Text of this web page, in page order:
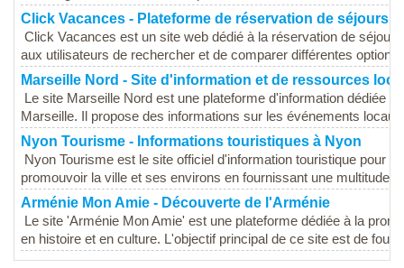
Click Vacances - Plateforme de réservation de séjours
Click Vacances est un site web dédié à la réservation de
aux utilisateurs de rechercher et de comparer différentes
Marseille Nord - Site d'information et de ressources
Le site Marseille Nord est une plateforme d'information dédiée
Marseille. Il propose des informations sur les événements
Nyon Tourisme - Informations touristiques à Nyon
Nyon Tourisme est le site officiel d'information touristique pour
promouvoir la ville et ses environs en fournissant une multitude
Arménie Mon Amie - Découverte de l'Arménie
Le site 'Arménie Mon Amie' est une plateforme dédiée à la
en histoire et en culture. L'objectif principal de ce site est de